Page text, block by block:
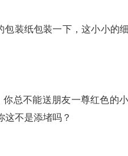
装纸包装一下，这小小的
总不能送朋友一尊红色的
这不是添堵吗？